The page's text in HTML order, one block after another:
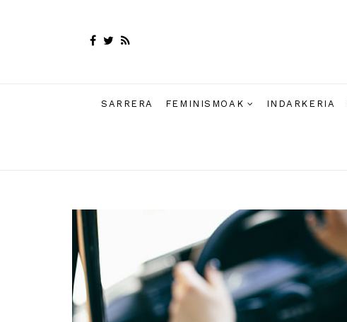
SARRERA FEMINISMOAK INDARKERIA